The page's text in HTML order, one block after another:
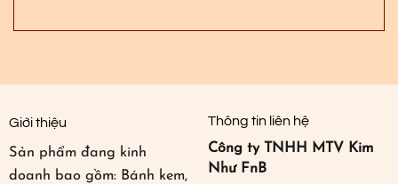
Giới thiệu
Sản phẩm đang kinh
doanh bao gồm: Bánh kem,
Thông tin liên hệ
Công ty TNHH MTV Kim
Như FnB